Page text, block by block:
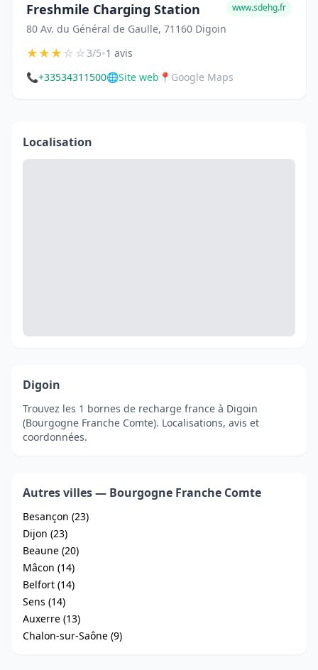
Freshmile Charging Station
80 Av. du Général de Gaulle, 71160 Digoin
www.sdehg.fr
★★★☆☆3/5•1 avis
📞+33534311500🌐Site web 📍 Google Maps
Localisation
Digoin
Trouvez les 1 bornes de recharge france à Digoin
(Bourgogne Franche Comte). Localisations, avis et
coordonnées.
Autres villes — Bourgogne Franche Comte
Besançon (23)
Dijon (23)
Beaune (20)
Mâcon (14)
Belfort (14)
Sens (14)
Auxerre (13)
Chalon-sur-Saône (9)